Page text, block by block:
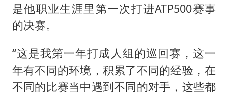
是他职业生涯里第一次打进ATP500赛事
的决赛。
“这是我第一年打成人组的巡回赛，这一
年有不同的环境，积累了不同的经验，在
不同的比赛当中遇到不同的对手，这些都